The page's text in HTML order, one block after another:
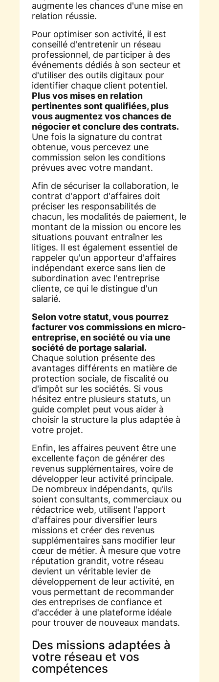
augmente les chances d'une mise en
relation réussie.
Pour optimiser son activité, il est
conseillé d'entretenir un réseau
professionnel, de participer à des
événements dédiés à son secteur et
d'utiliser des outils digitaux pour
identifier chaque client potentiel.
Plus vos mises en relation
pertinentes sont qualifiées, plus
vous augmentez vos chances de
négocier et conclure des contrats.
Une fois la signature du contrat
obtenue, vous percevez une
commission selon les conditions
prévues avec votre mandant.
Afin de sécuriser la collaboration, le
contrat d'apport d'affaires doit
préciser les responsabilités de
chacun, les modalités de paiement, le
montant de la mission ou encore les
situations pouvant entraîner les
litiges. Il est également essentiel de
rappeler qu'un apporteur d'affaires
indépendant exerce sans lien de
subordination avec l'entreprise
cliente, ce qui le distingue d'un
salarié.
Selon votre statut, vous pourrez
facturer vos commissions en micro-
entreprise, en société ou via une
société de portage salarial.
Chaque solution présente des
avantages différents en matière de
protection sociale, de fiscalité ou
d'impôt sur les sociétés. Si vous
hésitez entre plusieurs statuts, un
guide complet peut vous aider à
choisir la structure la plus adaptée à
votre projet.
Enfin, les affaires peuvent être une
excellente façon de générer des
revenus supplémentaires, voire de
développer leur activité principale.
De nombreux indépendants, qu'ils
soient consultants, commerciaux ou
rédactrice web, utilisent l'apport
d'affaires pour diversifier leurs
missions et créer des revenus
supplémentaires sans modifier leur
cœur de métier. À mesure que votre
réputation grandit, votre réseau
devient un véritable levier de
développement de leur activité, en
vous permettant de recommander
des entreprises de confiance et
d'accéder à une plateforme idéale
pour trouver de nouveaux mandats.
Des missions adaptées à
votre réseau et vos
compétences